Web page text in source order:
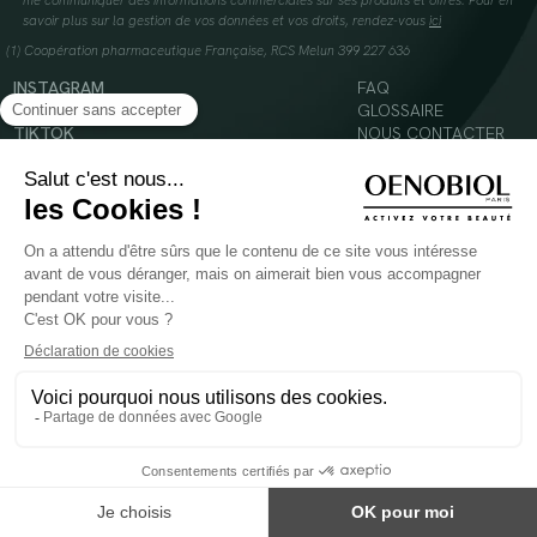
savoir plus sur la gestion de vos données et vos droits, rendez-vous ici
(1) Coopération pharmaceutique Française, RCS Melun 399 227 636
INSTAGRAM
FACEBOOK
TIKTOK
FAQ
GLOSSAIRE
NOUS CONTACTER
© 2024 Oenobiol Paris
Mentions légales
Conditions Générales d’Utilisation
Politique en matière de cookies
POUR VOTRE SANTÉ, MANGEZ AU MOINS CINQ FRUITS ET LÉGUMES PAR JOUR -
ne pas être utilisés comme substituts d'un régimes alimentaire varié et équilibré.
Réservé à l'adulte. Consulter attentivement l'étiquetage des produits avant l'utilisation.